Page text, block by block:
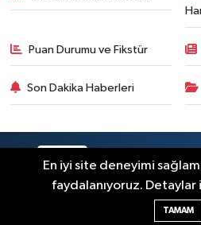
Puan Durumu ve Fikstür
Son Dakika Haberleri
Haber Yazılımı:
En iyi site deneyimi
faydalanıyoruz. Detaylar
TAMAM